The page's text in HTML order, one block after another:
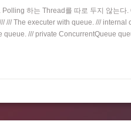
하는 Thread를 따로 두지 않는
/// The executer with queue. ///
queue. /// private ConcurrentQueue